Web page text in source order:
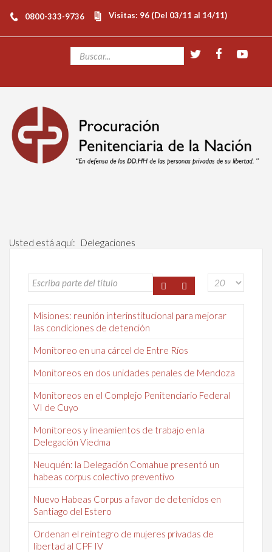
0800-333-9736 Visitas: 96 (Del 03/11 al 14/11)
Usted está aquí: Delegaciones
Misiones: reunión interinstitucional para mejorar
las condiciones de detención
Monitoreo en una cárcel de Entre Ríos
Monitoreos en dos unidades penales de Mendoza
Monitoreos en el Complejo Penitenciario Federal
VI de Cuyo
Monitoreos y lineamientos de trabajo en la
Delegación Viedma
Neuquén: la Delegación Comahue presentó un
habeas corpus colectivo preventivo
Nuevo Habeas Corpus a favor de detenidos en
Santiago del Estero
Ordenan el reintegro de mujeres privadas de
libertad al CPF IV